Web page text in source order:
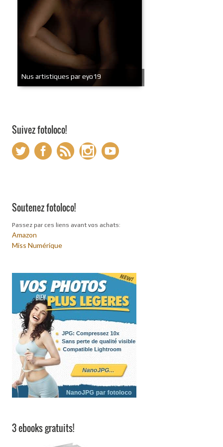
Nus artistiques par eyo19
Suivez fotoloco!
Soutenez fotoloco!
Passez par ces liens avant vos achats:
Amazon
Miss Numérique
3 ebooks gratuits!